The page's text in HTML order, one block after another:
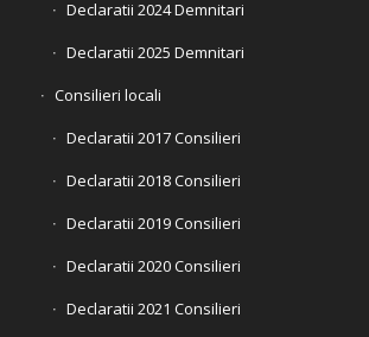
Declaratii 2024 Demnitari
Declaratii 2025 Demnitari
Consilieri locali
Declaratii 2017 Consilieri
Declaratii 2018 Consilieri
Declaratii 2019 Consilieri
Declaratii 2020 Consilieri
Declaratii 2021 Consilieri